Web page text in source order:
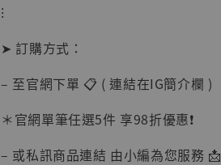
【現貨】
BJSTUDIO 1/6系列
可動蒐藏人偶 讓子
彈飛 鵝城縣長 張麻
子 [BK01]
⁝
➤ 訂購方式：
– 至官網下單 📋 ( 連結在IG簡介欄 )
＊官網單筆任選5件 享98折優惠❗️
– 或私訊商品連結 由小編為您服務 📩